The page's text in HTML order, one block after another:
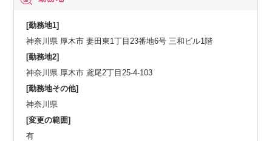
[勤務地1]
神奈川県 厚木市 妻田東1丁目23番地6号 三和ビル1階
[勤務地2]
神奈川県 厚木市 鳶尾2丁目25-4-103
[勤務地その他]
神奈川県
[変更の範囲]
有